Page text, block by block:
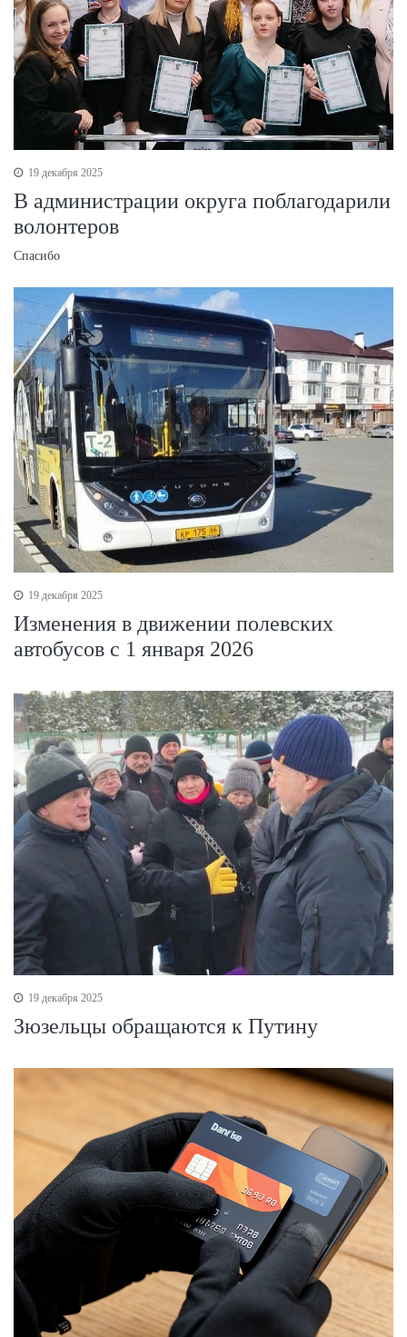
19 декабря 2025
В администрации округа поблагодарили
волонтеров
Спасибо
19 декабря 2025
Изменения в движении полевских
автобусов с 1 января 2026
19 декабря 2025
Зюзельцы обращаются к Путину